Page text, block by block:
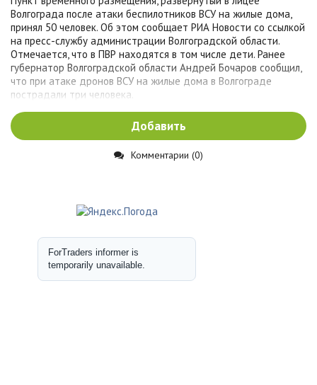
Волгограда после атаки беспилотников ВСУ на жилые дома,
принял 50 человек. Об этом сообщает РИА Новости со ссылкой
на пресс-службу администрации Волгоградской области.
Отмечается, что в ПВР находятся в том числе дети. Ранее
губернатор Волгоградской области Андрей Бочаров сообщил,
что при атаке дронов ВСУ на жилые дома в Волгограде
пострадали три человека.
Добавить
Комментарии (0)